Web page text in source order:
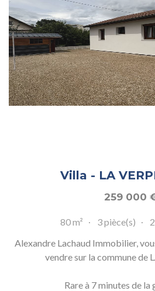
Villa - LA
259 000
80 m² 3 pièce(s)
Alexandre Lachaud Immobilier,
vendre sur la commune de
Rare à 7 minutes de la